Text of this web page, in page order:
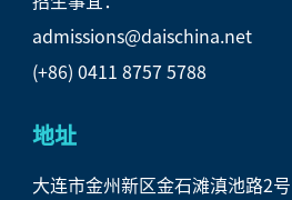
admissions@daischina.net
(+86) 0411 8757 5788
地址
大连市金州新区金石滩滇池路2号